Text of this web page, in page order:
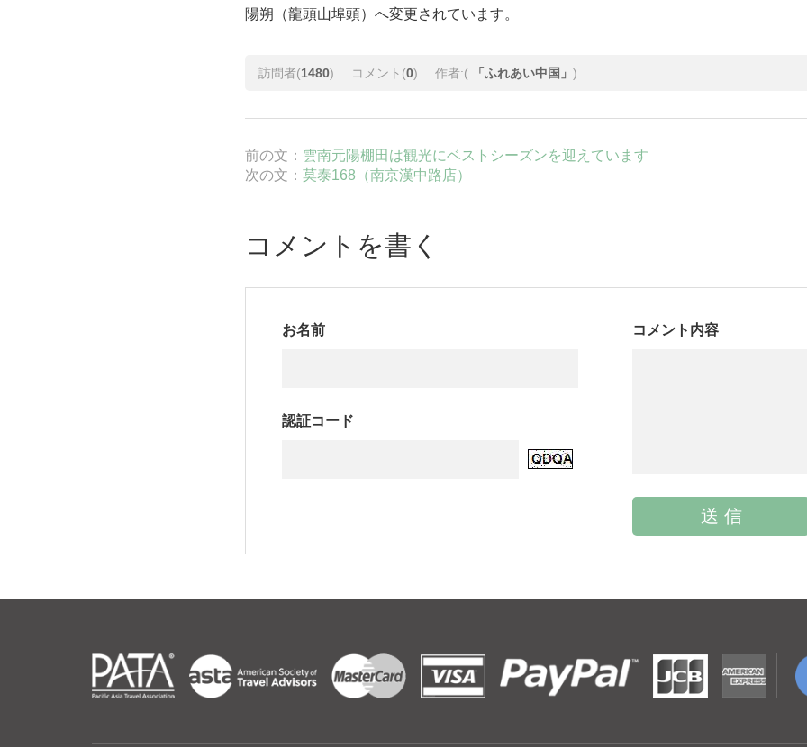
陽朔 （龍頭山埠頭）へ変更されています。
訪問者(1480) コメント(0) 作者:( 「ふれあい中国」 )
前の文： 雲南元陽棚田は観光にベストシーズンを迎えています
次の文： 莫泰168（南京漢中路店）
コメントを書く
お名前
認証コード
コメント内容